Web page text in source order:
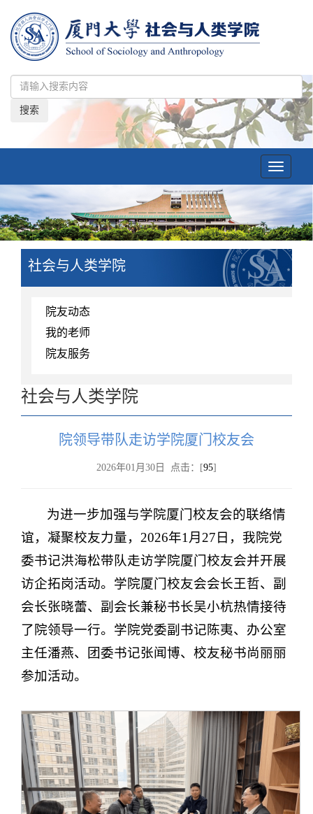
搜索
Toggle
社会与人类学院
院友动态
我的老师
院友服务
社会与人类学院
院领导带队走访学院厦门校友会
2026年01月30日 点击：[95]
为进一步加强与学院厦门校友会的联络情
谊，凝聚校友力量，2026年1月27日，我院党
委书记洪海松带队走访学院厦门校友会并开展
访企拓岗活动。学院厦门校友会会长王哲、副
会长张晓蕾、副会长兼秘书长吴小杭热情接待
了院领导一行。学院党委副书记陈夷、办公室
主任潘燕、团委书记张闻博、校友秘书尚丽丽
参加活动。